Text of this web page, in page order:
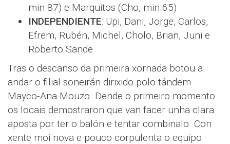
min.87) e Marquitos (Cho, min.65)
INDEPENDIENTE: Upi, Dani, Jorge, Carlos,
Efrem, Rubén, Michel, Cholo, Brian, Juni e
Roberto Sande.
Tras o descanso da primeira xornada botou a
andar o filial soneirán dirixido polo tándem
Mayco-Ana Mouzo. Dende o primeiro momento
os locais demostraron que van facer unha clara
aposta por ter o balón e tentar combinalo. Con
xente moi nova e pouco corpulenta o equipo